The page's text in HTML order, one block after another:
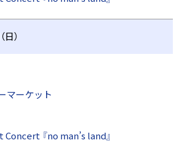
）
マーケット
『no man’s land』